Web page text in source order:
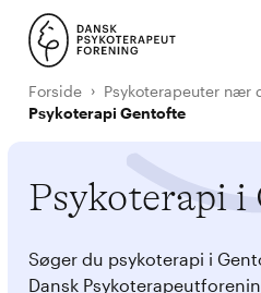
Forside
Psykoterapeuter nær
Psykoterapi Gentofte
Psykoterapi
Søger du psykoterapi i
Dansk